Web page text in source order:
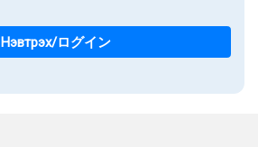
Нэвтрэх/ログイン